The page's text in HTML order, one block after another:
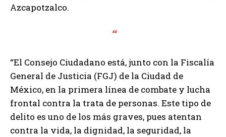
Azcapotzalco.
“
“El Consejo Ciudadano está, junto con la Fiscalía
General de Justicia (FGJ) de la Ciudad de
México, en la primera línea de combate y lucha
frontal contra la trata de personas. Este tipo de
delito es uno de los más graves, pues atentan
contra la vida, la dignidad, la seguridad, la